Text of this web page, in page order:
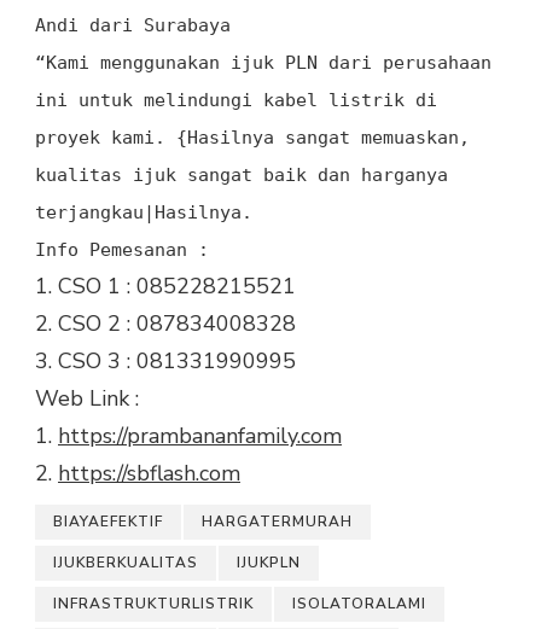
Andi dari Surabaya
“Kami menggunakan ijuk PLN dari perusahaan
ini untuk melindungi kabel listrik di
proyek kami. {Hasilnya sangat memuaskan,
kualitas ijuk sangat baik dan harganya
terjangkau|Hasilnya.
Info Pemesanan :
1. CSO 1 : 085228215521
2. CSO 2 : 087834008328
3. CSO 3 : 081331990995
Web Link :
1. https://prambananfamily.com
2. https://sbflash.com
BIAYAEFEKTIF HARGATERMURAH
IJUKBERKUALITAS IJUKPLN
INFRASTRUKTURLISTRIK ISOLATORALAMI